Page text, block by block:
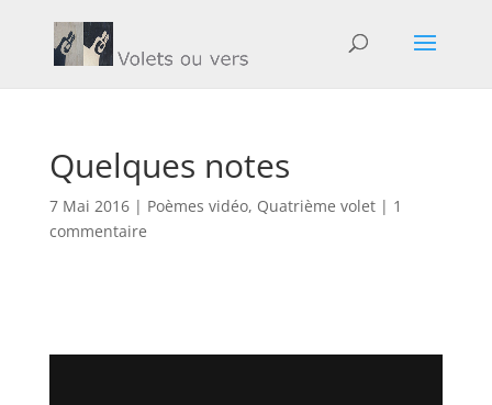
Quelques notes
7 Mai 2016| Poèmes vidéo, Quatrième volet| 1
commentaire